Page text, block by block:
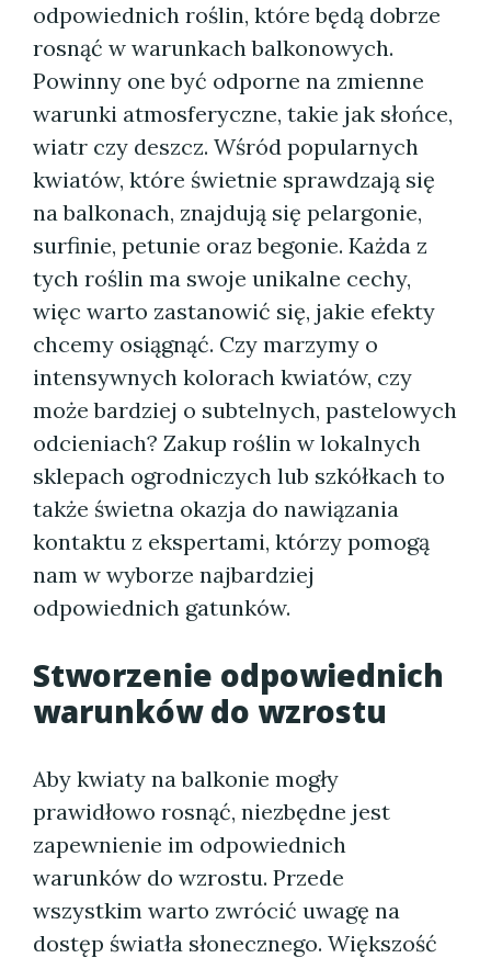
odpowiednich roślin, które będą dobrze
rosnąć w warunkach balkonowych.
Powinny one być odporne na zmienne
warunki atmosferyczne, takie jak słońce,
wiatr czy deszcz. Wśród popularnych
kwiatów, które świetnie sprawdzają się
na balkonach, znajdują się pelargonie,
surfinie, petunie oraz begonie. Każda z
tych roślin ma swoje unikalne cechy,
więc warto zastanowić się, jakie efekty
chcemy osiągnąć. Czy marzymy o
intensywnych kolorach kwiatów, czy
może bardziej o subtelnych, pastelowych
odcieniach? Zakup roślin w lokalnych
sklepach ogrodniczych lub szkółkach to
także świetna okazja do nawiązania
kontaktu z ekspertami, którzy pomogą
nam w wyborze najbardziej
odpowiednich gatunków.
Stworzenie odpowiednich
warunków do wzrostu
Aby kwiaty na balkonie mogły
prawidłowo rosnąć, niezbędne jest
zapewnienie im odpowiednich
warunków do wzrostu. Przede
wszystkim warto zwrócić uwagę na
dostęp światła słonecznego. Większość